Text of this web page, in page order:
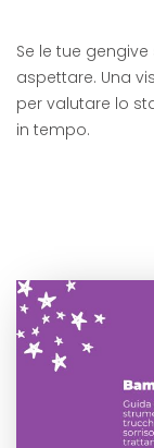
Se le tue
aspettare. Una
per valutare lo
in tempo.